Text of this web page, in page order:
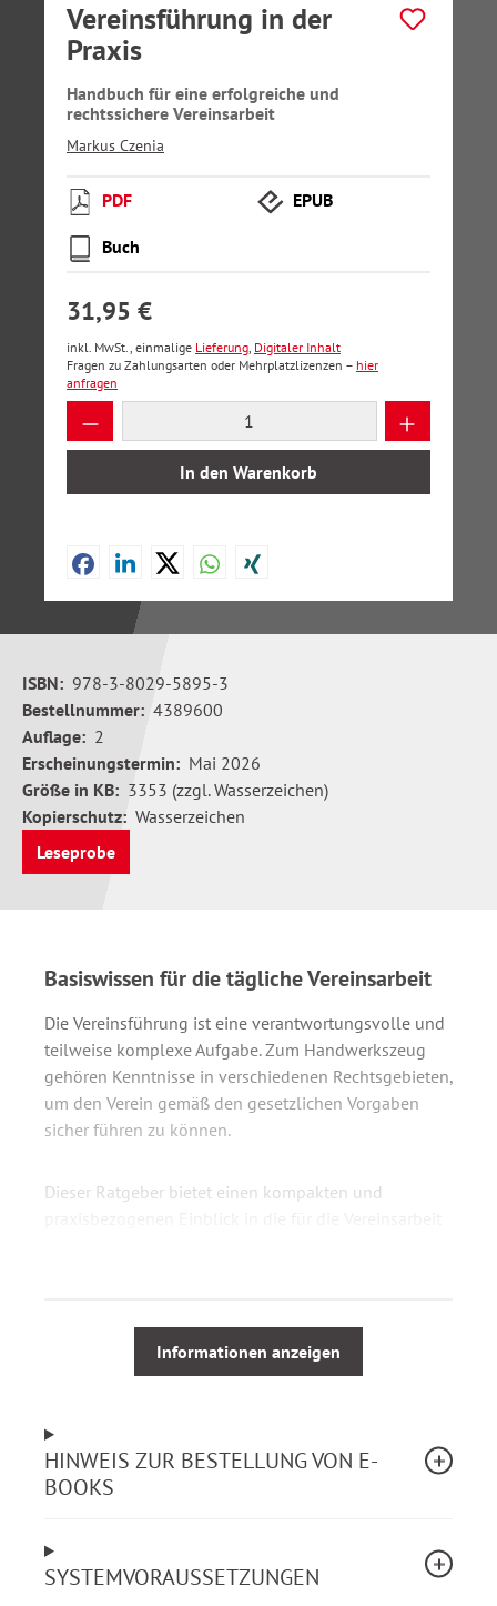
Vereinsführung in der
Praxis
Handbuch für eine erfolgreiche und
rechtssichere Vereinsarbeit
Markus Czenia
PDF EPUB
Buch
31,95 €
inkl. MwSt., einmalige Lieferung, Digitaler Inhalt
Fragen zu Zahlungsarten oder Mehrplatzlizenzen – hier
anfragen
Produkt Anzahl: Gib den gewünschten
In den Warenkorb
ISBN: 978-3-8029-5895-3
Bestellnummer: 4389600
Auflage: 2
Erscheinungstermin: Mai 2026
Größe in KB: 3353 (zzgl. Wasserzeichen)
Kopierschutz: Wasserzeichen
Leseprobe
Basiswissen für die tägliche Vereinsarbeit
Die Vereinsführung ist eine verantwortungsvolle und
teilweise komplexe Aufgabe. Zum Handwerkszeug
gehören Kenntnisse in verschiedenen Rechtsgebieten,
um den Verein gemäß den gesetzlichen Vorgaben
sicher führen zu können.
Dieser Ratgeber bietet einen kompakten und
Gemeinnützigkeitsrecht
Aufsichtspflicht
Haftung und Sorgfaltspflicht
Mitgliederversammlung
Informationen anzeigen
HINWEIS ZUR BESTELLUNG VON E-
BOOKS
SYSTEMVORAUSSETZUNGEN